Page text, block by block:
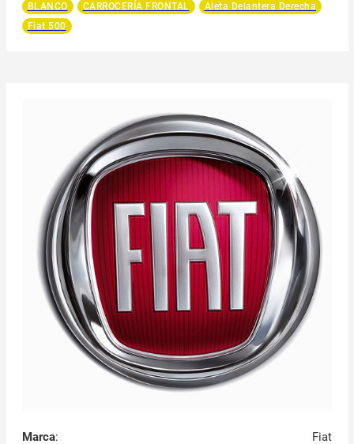
BLANCO CARROCERÍA FRONTAL
Aleta Delantera Derecha
Fiat 500
Marca:
Fiat